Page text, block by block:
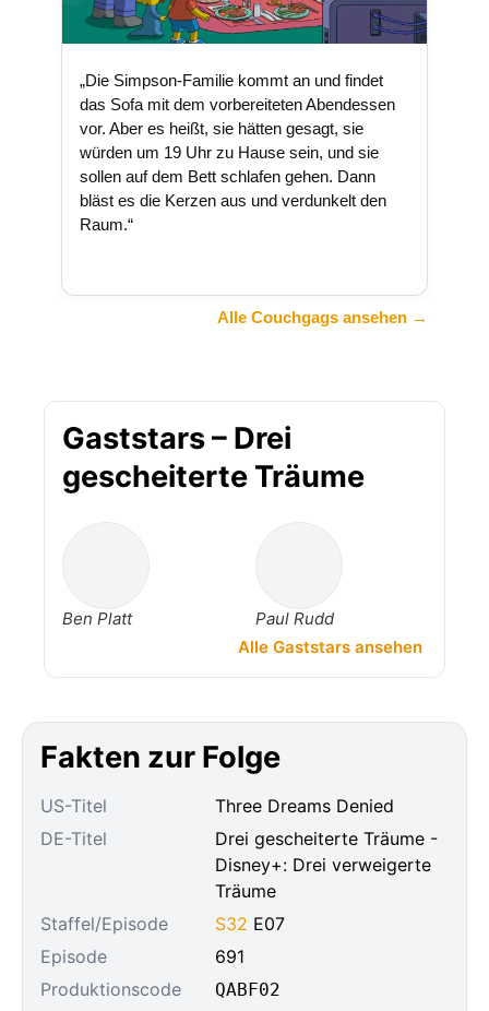
„Die Simpson-Familie kommt an und findet
das Sofa mit dem vorbereiteten Abendessen
vor. Aber es heißt, sie hätten gesagt, sie
würden um 19 Uhr zu Hause sein, und sie
sollen auf dem Bett schlafen gehen. Dann
bläst es die Kerzen aus und verdunkelt den
Raum.“
Alle Couchgags ansehen →
Gaststars – Drei
gescheiterte Träume
Ben Platt
Paul Rudd
Alle Gaststars ansehen
Fakten zur Folge
US-Titel
Three Dreams Denied
DE-Titel
Drei gescheiterte Träume -
Disney+: Drei verweigerte
Träume
Staffel/Episode
S32 E07
Episode
691
Produktionscode
QABF02